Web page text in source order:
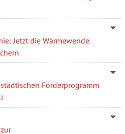
Jetzt die Wärmewende
Förderprogramm